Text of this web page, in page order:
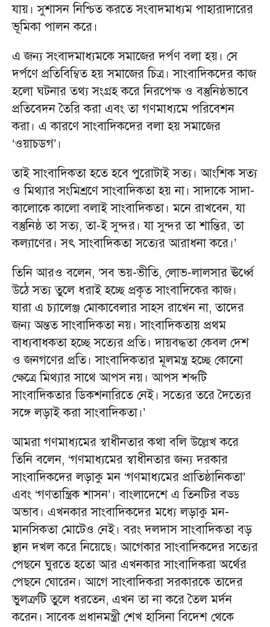
যায়। সুশাসন নিশ্চিত করতে সংবাদমাধ্যম পাহারাদারের
ভূমিকা পালন করে।
এ জন্য সংবাদমাধ্যমকে সমাজের দর্পণ বলা হয়। সে
দর্পণে প্রতিবিম্বিত হয় সমাজের চিত্র। সাংবাদিকদের কাজ
হলো ঘটনার তথ্য সংগ্রহ করে নিরপেক্ষ ও বস্তুনিষ্ঠভাবে
প্রতিবেদন তৈরি করা এবং তা গণমাধ্যমে পরিবেশন
করা। এ কারণে সাংবাদিকদের বলা হয় সমাজের
‘ওয়াচডগ’।
তাই সাংবাদিকতা হতে হবে পুরোটাই সত্য। আংশিক সত্য
ও মিথ্যার সংমিশ্রণে সাংবাদিকতা হয় না। সাদাকে সাদা-
কালোকে কালো বলাই সাংবাদিকতা। মনে রাখবেন, যা
বস্তুনিষ্ঠ তা সত্য, তা-ই সুন্দর। যা সুন্দর তা শান্তির, তা
কল্যাণের। সৎ সাংবাদিকতা সত্যের আরাধনা করে।’
তিনি আরও বলেন, ‘সব ভয়-ভীতি, লোভ-লালসার ঊর্ধ্বে
উঠে সত্য তুলে ধরাই হচ্ছে প্রকৃত সাংবাদিকের কাজ।
যারা এ চ্যালেঞ্জ মোকাবেলার সাহস রাখেন না, তাদের
জন্য অন্তত সাংবাদিকতা নয়। সাংবাদিকতায় প্রথম
বাধ্যবাধকতা হচ্ছে সত্যের প্রতি। দায়বদ্ধতা কেবল দেশ
ও জনগণের প্রতি। সাংবাদিকতার মূলমন্ত্র হচ্ছে কোনো
ক্ষেত্রে মিথ্যার সাথে আপস নয়। আপস শব্দটি
সাংবাদিকতার ডিকশনারিতে নেই। সত্যের তরে দৈত্যের
সঙ্গে লড়াই করা সাংবাদিকতা।’
আমরা গণমাধ্যমের স্বাধীনতার কথা বলি উল্লেখ করে
তিনি বলেন, ‘গণমাধ্যমের স্বাধীনতার জন্য দরকার
সাংবাদিকদের লড়াকু মন ‘গণমাধ্যমের প্রাতিষ্ঠানিকতা’
এবং ‘গণতান্ত্রিক শাসন’। বাংলাদেশে এ তিনটির বড্ড
অভাব। এখনকার সাংবাদিকদের মধ্যে লড়াকু মন-
মানসিকতা মোটেও নেই। বরং দলদাস সাংবাদিকতা বড়
স্থান দখল করে নিয়েছে। আগেকার সাংবাদিকদের সত্যের
পেছনে ঘুরতে হতো আর এখনকার সাংবাদিকরা অর্থের
পেছনে ঘোরেন। আগে সাংবাদিকরা সরকারকে তাদের
ভুলত্রুটি তুলে ধরতেন, এখন তা না করে তৈল মর্দন
করেন। সাবেক প্রধানমন্ত্রী শেখ হাসিনা বিদেশ থেকে